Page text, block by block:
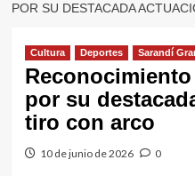
POR SU DESTACADA
Cultura Deportes Sarandí
por su
tiro con arco
10 de junio de 2026 0